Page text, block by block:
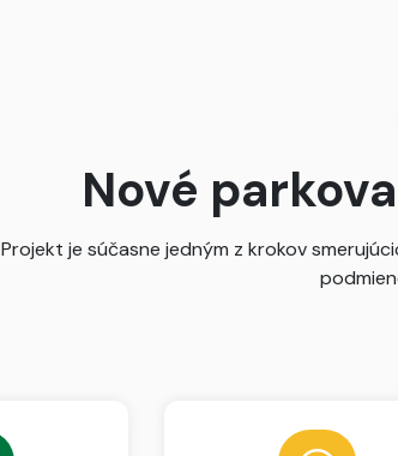
Nové
Projekt je súčasne jedným z krokov